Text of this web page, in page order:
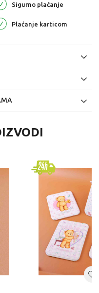
Sigurno plaćanje
Plaćanje karticom